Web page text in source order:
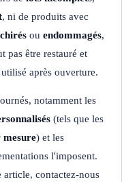
, ni de produits avec
ou endommagés,
pas être restauré et
après ouverture.
notamment les
(tels que les
mesure) et les
l'imposent.
contactez-nous